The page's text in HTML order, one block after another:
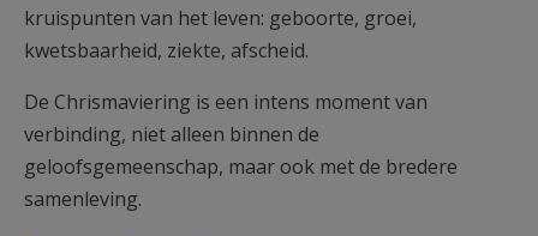
kruispunten van het leven: geboorte, groei,
kwetsbaarheid, ziekte, afscheid.
De Chrismaviering is een intens moment van
verbinding, niet alleen binnen de
geloofsgemeenschap, maar ook met de bredere
samenleving.